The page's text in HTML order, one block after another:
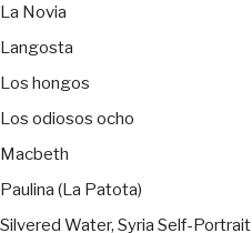
La Novia
Langosta
Los hongos
Los odiosos ocho
Macbeth
Paulina (La Patota)
Silvered Water, Syria Self-Portrait